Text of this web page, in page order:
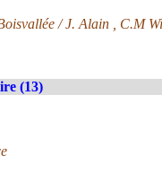
/ J. Alain , C.M
(13)